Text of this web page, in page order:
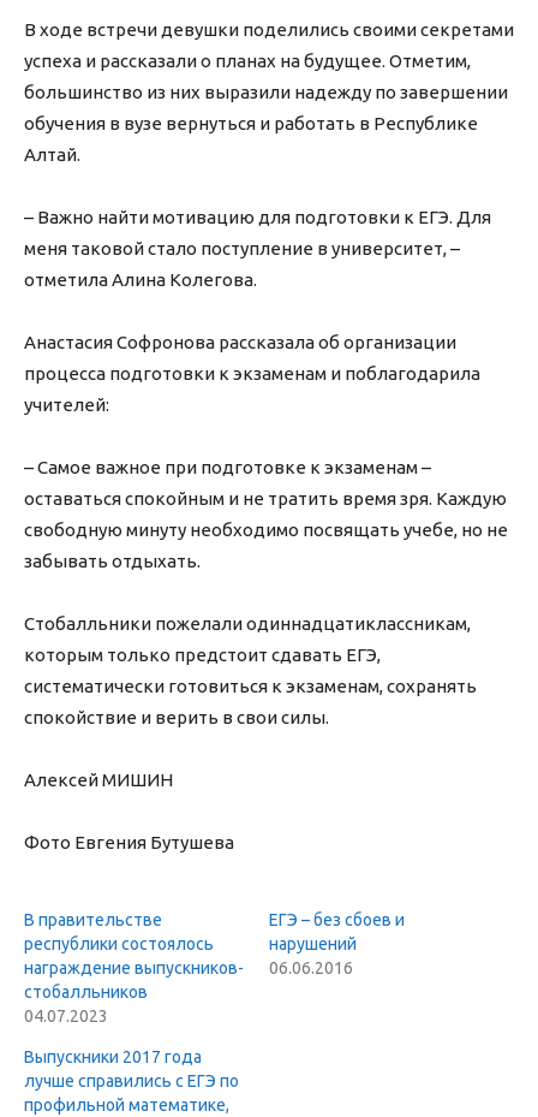
В ходе встречи девушки поделились своими секретами
успеха и рассказали о планах на будущее. Отметим,
большинство из них выразили надежду по завершении
обучения в вузе вернуться и работать в Республике
Алтай.
– Важно найти мотивацию для подготовки к ЕГЭ. Для
меня таковой стало поступление в университет, –
отметила Алина Колегова.
Анастасия Софронова рассказала об организации
процесса подготовки к экзаменам и поблагодарила
учителей:
– Самое важное при подготовке к экзаменам –
оставаться спокойным и не тратить время зря. Каждую
свободную минуту необходимо посвящать учебе, но не
забывать отдыхать.
Стобалльники пожелали одиннадцатиклассникам,
которым только предстоит сдавать ЕГЭ,
систематически готовиться к экзаменам, сохранять
спокойствие и верить в свои силы.
Алексей МИШИН
Фото Евгения Бутушева
В правительстве
республики состоялось
награждение выпускников-
стобалльников
04.07.2023
ЕГЭ – без сбоев и
нарушений
06.06.2016
Выпускники 2017 года
лучше справились с ЕГЭ по
профильной математике,